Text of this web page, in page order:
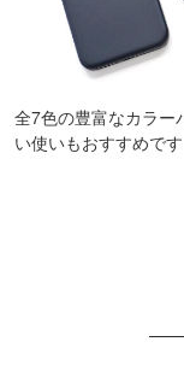
全7色の豊富なカラー
い使いもおすすめです